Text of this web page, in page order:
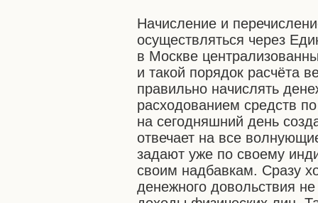
Начисление и
осуществляться через
в Москве
и такой порядок расчёта
правильно начислять
расходованием средств
на сегодняшний день
отвечает на все
задают уже по своему
своим надбавкам. Сразу
денежного довольствия